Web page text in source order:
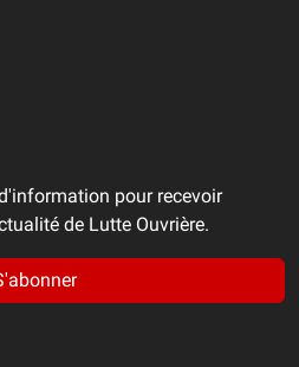
pour recevoir
de Lutte Ouvrière.